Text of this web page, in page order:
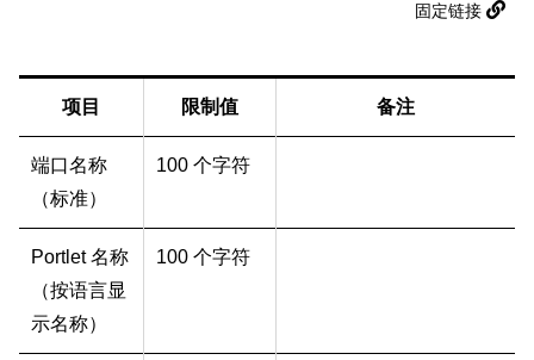
固定链接
项目 限制值 备注
端口名称
（标准）
100 个字符
Portlet 名称
（按语言显
示名称）
100 个字符